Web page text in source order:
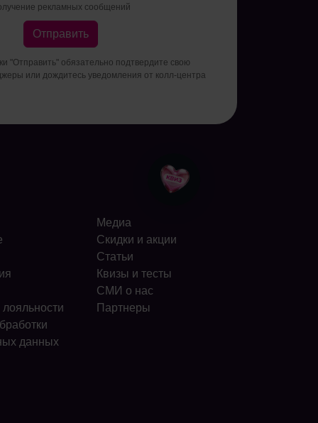
рекламных сообщений
Отправить
"Отправить" обязательно подтвердите свою
или дождитесь уведомления от колл-центра
данных
Медиа
Скидки и акции
Статьи
Квизы и тесты
СМИ о нас
Партнеры